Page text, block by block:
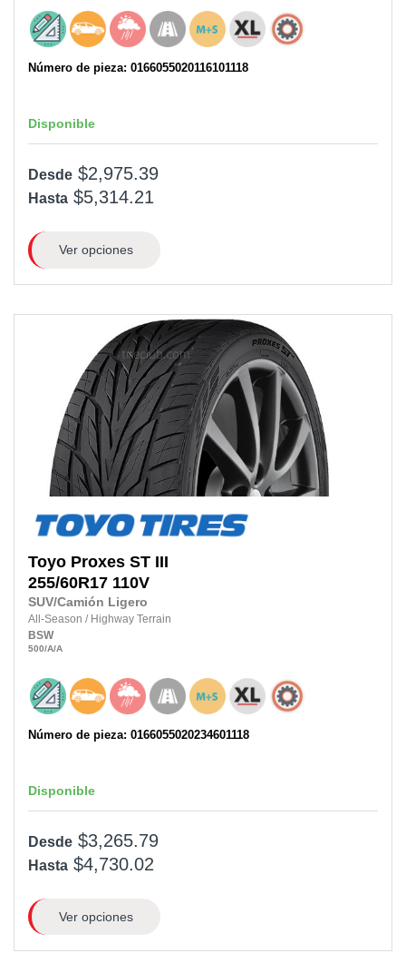
Número de pieza: 0166055020116101118
Disponible
Desde $2,975.39
Hasta $5,314.21
Ver opciones
Toyo Proxes ST III
255/60R17 110V
SUV/Camión Ligero
All-Season / Highway Terrain
BSW
500/A/A
Número de pieza: 0166055020234601118
Disponible
Desde $3,265.79
Hasta $4,730.02
Ver opciones